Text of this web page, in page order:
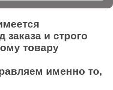
и строго
товару
именно то,